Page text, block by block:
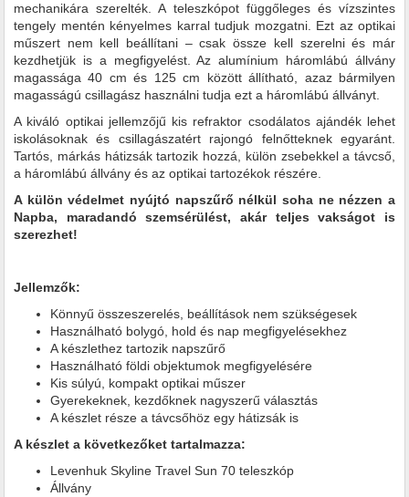
mechanikára szerelték. A teleszkópot függőleges és vízszintes
tengely mentén kényelmes karral tudjuk mozgatni. Ezt az optikai
műszert nem kell beállítani – csak össze kell szerelni és már
kezdhetjük is a megfigyelést. Az alumínium háromlábú állvány
magassága 40 cm és 125 cm között állítható, azaz bármilyen
magasságú csillagász használni tudja ezt a háromlábú állványt.
A kiváló optikai jellemzőjű kis refraktor csodálatos ajándék lehet
iskolásoknak és csillagászatért rajongó felnőtteknek egyaránt.
Tartós, márkás hátizsák tartozik hozzá, külön zsebekkel a távcső,
a háromlábú állvány és az optikai tartozékok részére.
A külön védelmet nyújtó napszűrő nélkül soha ne nézzen a
Napba, maradandó szemsérülést, akár teljes vakságot is
szerezhet!
Jellemzők:
Könnyű összeszerelés, beállítások nem szükségesek
Használható bolygó, hold és nap megfigyelésekhez
A készlethez tartozik napszűrő
Használható földi objektumok megfigyelésére
Kis súlyú, kompakt optikai műszer
Gyerekeknek, kezdőknek nagyszerű választás
A készlet része a távcsőhöz egy hátizsák is
A készlet a következőket tartalmazza:
Levenhuk Skyline Travel Sun 70 teleszkóp
Állvány